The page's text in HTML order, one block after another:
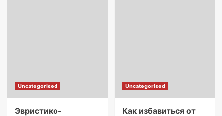
Uncategorised
Эвристико-
Uncategorised
Как избавиться от